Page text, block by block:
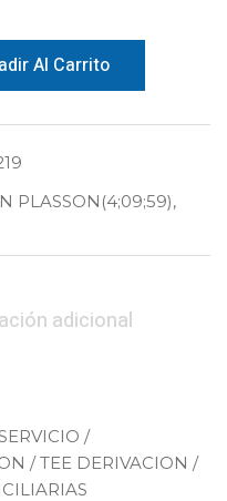
Al Carrito
PLASSON(4;09;59),
adicional
/
/ TEE DERIVACION /